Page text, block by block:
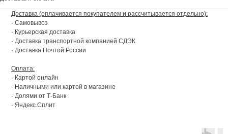
Доставка (оплачивается покупателем и рассчитывается отдельно):
· Самовывоз
· Курьерская доставка
· Доставка транспортной компанией СДЭК
· Доставка Почтой России
Оплата:
· Картой онлайн
· Наличными или картой в магазине
· Долями от Т-Банк
· Яндекс.Сплит